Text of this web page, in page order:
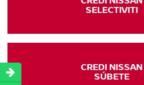
SELECTIVITI
CREDI NISSAN
SÚBETE